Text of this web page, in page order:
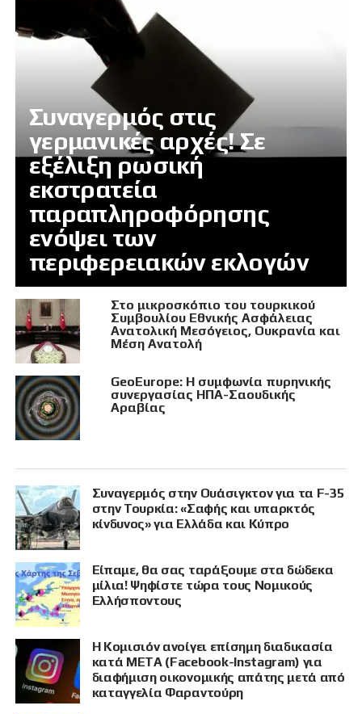
Συναγερμός στις
γερμανικές αρχές! Σε
εξέλιξη ρωσική
εκστρατεία
παραπληροφόρησης
ενόψει των
περιφερειακών εκλογών
Στο μικροσκόπιο του τουρκικού
Συμβουλίου Εθνικής Ασφάλειας
Ανατολική Μεσόγειος, Ουκρανία και
Μέση Ανατολή
GeoEurope: Η συμφωνία πυρηνικής
συνεργασίας ΗΠΑ-Σαουδικής
Αραβίας
Συναγερμός στην Ουάσιγκτον για τα F-35
στην Τουρκία: «Σαφής και υπαρκτός
κίνδυνος» για Ελλάδα και Κύπρο
Είπαμε, θα σας ταράξουμε στα δώδεκα
μίλια! Ψηφίστε τώρα τους Νομικούς
Ελλήσποντους
Η Κομισιόν ανοίγει επίσημη διαδικασία
κατά META (Facebook-Instagram) για
διαφήμιση οικονομικής απάτης μετά από
καταγγελία Φαραντούρη